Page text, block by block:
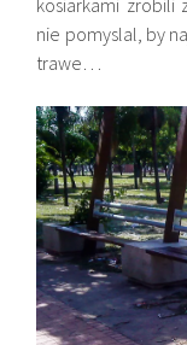
kosiarkami zrobili
nie pomyslal, by
trawe…